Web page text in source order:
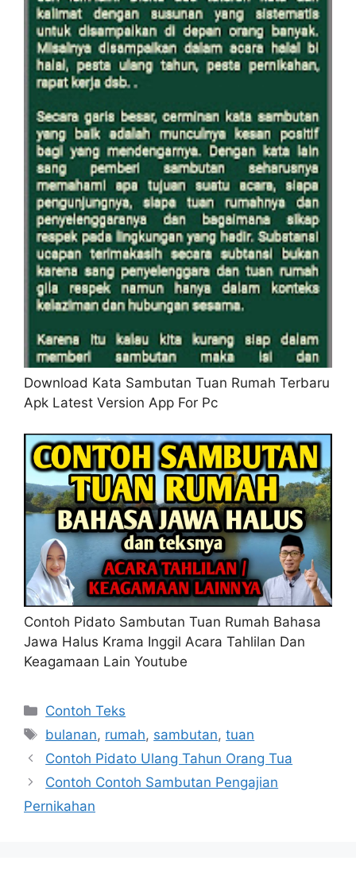
Download Kata Sambutan Tuan Rumah Terbaru
Apk Latest Version App For Pc
Contoh Pidato Sambutan Tuan Rumah Bahasa
Jawa Halus Krama Inggil Acara Tahlilan Dan
Keagamaan Lain Youtube
Kategori
Contoh Teks
Tag
bulanan, rumah, sambutan,tuan
Contoh Pidato Ulang Tahun Orang Tua
Contoh Contoh Sambutan Pengajian
Pernikahan